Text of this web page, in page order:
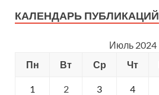
КАЛЕНДАРЬ ПУБЛИКАЦИЙ
Июль 2024
Пн
Вт Ср Чт
1 2 3 4